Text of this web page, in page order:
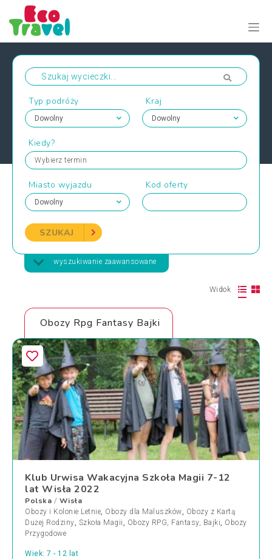
Typ podróży Kraj
Kiedy?
Wybierz termin
Miasto wyjazdu Kod oferty
SZUKAJ
wyszukiwanie zaawansowane
Widok
Obozy Rpg Fantasy Bajki
Klub Urwisa Wakacyjna Szkoła Magii 7-12
lat Wisła 2022
Polska / Wisła
Obozy i Kolonie Letnie, Obozy dla Maluszków, Obozy z Kartą
Dużej Rodziny, Szkoła Magii , Obozy RPG, Fantasy, Bajki, Obozy
Przygodowe
Wiek: 7 - 12 lat